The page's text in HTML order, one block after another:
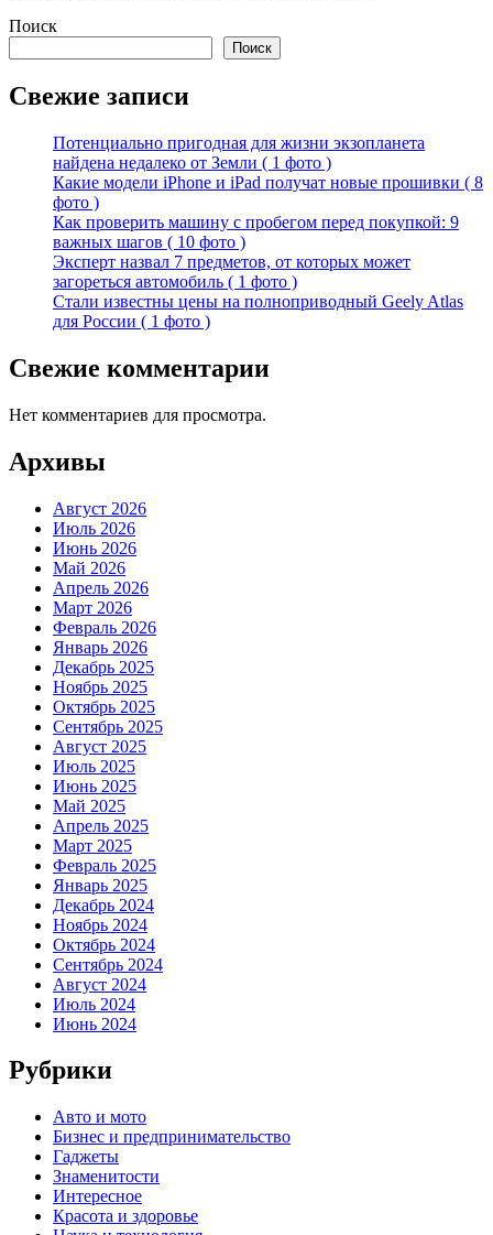
Поиск
Поиск
Свежие записи
Потенциально пригодная для жизни экзопланета
найдена недалеко от Земли ( 1 фото )
Какие модели iPhone и iPad получат новые прошивки ( 8
фото )
Как проверить машину с пробегом перед покупкой: 9
важных шагов ( 10 фото )
Эксперт назвал 7 предметов, от которых может
загореться автомобиль ( 1 фото )
Стали известны цены на полноприводный Geely Atlas
для России ( 1 фото )
Свежие комментарии
Нет комментариев для просмотра.
Архивы
Август 2026
Июль 2026
Июнь 2026
Май 2026
Апрель 2026
Март 2026
Февраль 2026
Январь 2026
Декабрь 2025
Ноябрь 2025
Октябрь 2025
Сентябрь 2025
Август 2025
Июль 2025
Июнь 2025
Май 2025
Апрель 2025
Март 2025
Февраль 2025
Январь 2025
Декабрь 2024
Ноябрь 2024
Октябрь 2024
Сентябрь 2024
Август 2024
Июль 2024
Июнь 2024
Рубрики
Авто и мото
Бизнес и предпринимательство
Гаджеты
Знаменитости
Интересное
Красота и здоровье